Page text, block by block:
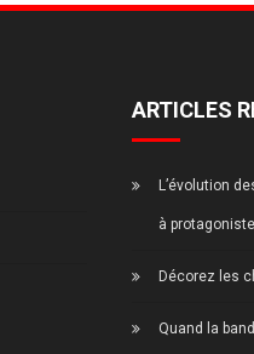
ARTICLES
L’évolution
à
Décorez les
Quand la